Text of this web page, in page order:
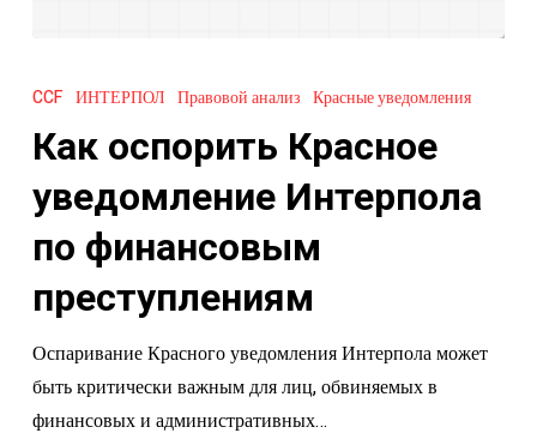
оспорить
уведомление
Интерпола
по
финансовым
преступлениям
CCF ИНТЕРПОЛ Правовой анализ Красные уведомления
Как оспорить Красное
уведомление Интерпола
по финансовым
преступлениям
Оспаривание Красного уведомления Интерпола может
быть критически важным для лиц, обвиняемых в
финансовых и административных…